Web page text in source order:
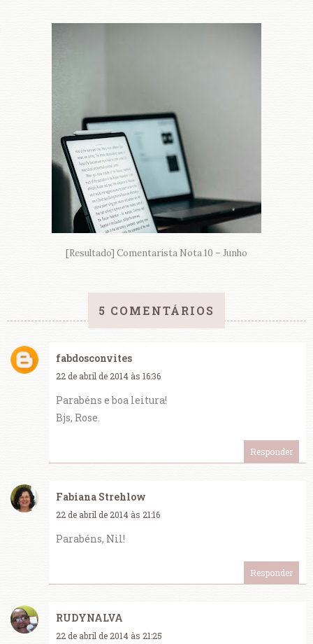
[Resultado] Comentarista Nota 10 – Junho
5 COMENTÁRIOS
fabdosconvites
22 de abril de 2014 às 16:36
Parabéns e boa leitura!
Bjs, Rose.
Responder
Fabiana Strehlow
22 de abril de 2014 às 21:16
Parabéns, Nil!
Responder
RUDYNALVA
22 de abril de 2014 às 21:25